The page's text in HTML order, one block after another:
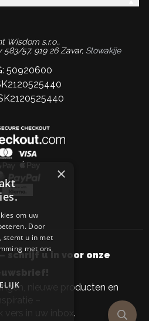
Wisdom s.r.o.,
57, 919 26 Zavar, Slowakije
50920600
schrijf u in voor onze
nieuwe producten en
–
vers in uw inbox.
×
om uw
Door
stemt u in met
met ons